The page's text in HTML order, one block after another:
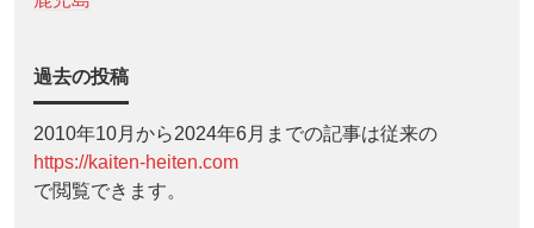
過去の投稿
2010年10月から2024年6月までの記事は従来の
https://kaiten-heiten.com
で閲覧できます。